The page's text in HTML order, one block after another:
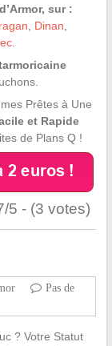
sur :
Dinan
.
Prêtes à Une
et Rapide
de Plans Q !
5 - (3 votes)
Pas de
? Votre Statut